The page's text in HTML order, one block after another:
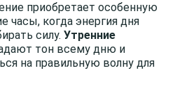
приобретает особенную
часы, когда энергия дня
силу. Утренние
тон всему дню и
на правильную волну для